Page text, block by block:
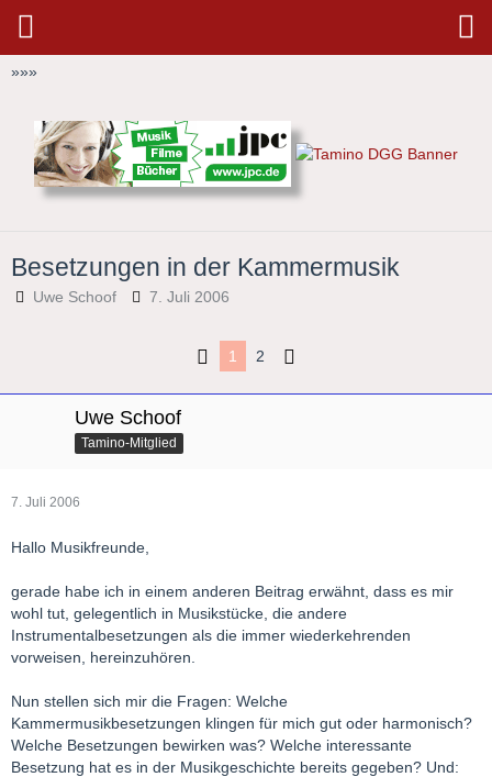
»»»
Besetzungen in der Kammermusik
Uwe Schoof 7. Juli 2006
1 2
Uwe Schoof
Tamino-Mitglied
7. Juli 2006
Hallo Musikfreunde,
gerade habe ich in einem anderen Beitrag erwähnt, dass es mir
wohl tut, gelegentlich in Musikstücke, die andere
Instrumentalbesetzungen als die immer wiederkehrenden
vorweisen, hereinzuhören.
Nun stellen sich mir die Fragen: Welche
Kammermusikbesetzungen klingen für mich gut oder harmonisch?
Welche Besetzungen bewirken was? Welche interessante
Besetzung hat es in der Musikgeschichte bereits gegeben? Und: